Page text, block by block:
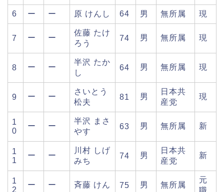
6 ー ー 原 けんし 64 男 無所属 現
7 ー ー
佐藤 たけ
ろう
74 男 無所属 現
8 ー ー
半沢 たか
し
64 男 無所属 現
9 ー ー
さいとう
松夫
81 男
日本共
産党
現
1
0
ー ー
半沢 まさ
やす
63 男 無所属 新
1
1
ー ー
川村 しげ
みち
74 男
日本共
産党
新
1
2
ー ー 斉藤 けん 75 男 無所属
元
職